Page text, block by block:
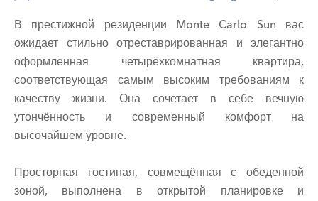
В престижной резиденции Monte Carlo Sun вас
ожидает стильно отреставрированная и элегантно
оформленная четырёхкомнатная квартира,
соответствующая самым высоким требованиям к
качеству жизни. Она сочетает в себе вечную
утончённость и современный комфорт на
высочайшем уровне.
Просторная гостиная, совмещённая с обеденной
зоной, выполнена в открытой планировке и